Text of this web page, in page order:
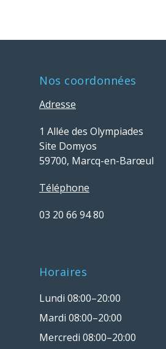
Nos coordonnées
Adresse
1 Allée des Olympiades
Site Domyos
59700, Marcq-en-Barœul
Téléphone
03 20 66 94 80
Horaires
Lundi 08:00–20:00
Mardi 08:00–20:00
Mercredi 08:00–20:00